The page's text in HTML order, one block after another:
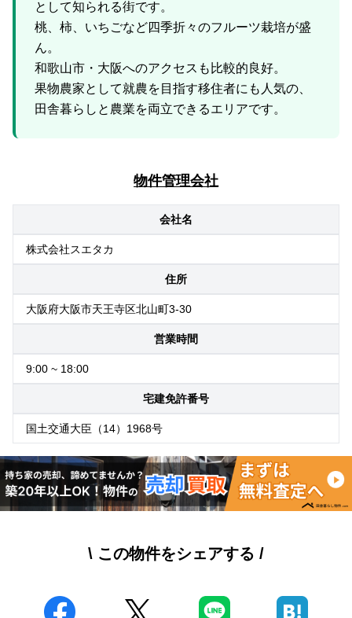
として知られる街です。
桃、柿、いちごなど四季折々のフルーツ栽培が盛
ん。
和歌山市・大阪へのアクセスも比較的良好。
果物農家として就農を目指す移住者にも人気の、
物件管理会社
会社名
株式会社スエタカ
住所
大阪府大阪市天王寺区北山町3-30
営業時間
9:00 ~ 18:00
宅建免許番号
国土交通大臣（14）1968号
\ この物件をシェアする /